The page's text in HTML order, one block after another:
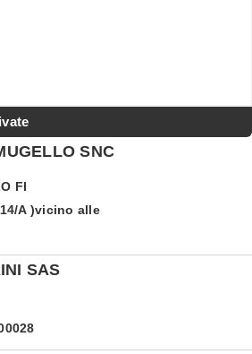
SNC
FI
A )vicino alle
SAS